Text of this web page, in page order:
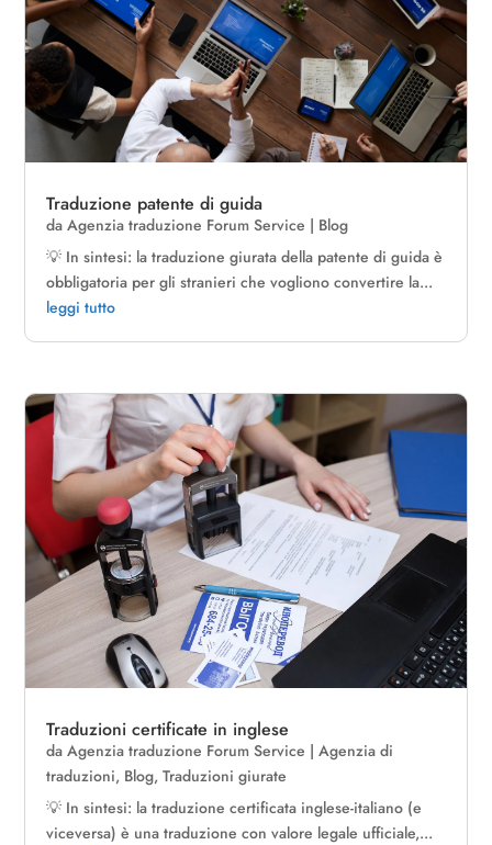
Traduzione patente di guida
daAgenzia traduzione Forum Service | Blog
💡 In sintesi: la traduzione giurata della patente di guida è
obbligatoria per gli stranieri che vogliono convertire la...
leggi tutto
Traduzioni certificate in inglese
daAgenzia traduzione Forum Service |Agenzia di
traduzioni, Blog,Traduzioni giurate
💡 In sintesi: la traduzione certificata inglese-italiano (e
viceversa) è una traduzione con valore legale ufficiale,...